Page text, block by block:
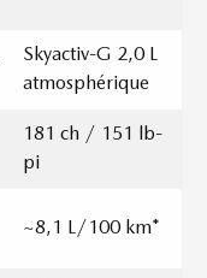
Skyactiv-G 2,0 L
atmosphérique
181 ch / 151 lb-
pi
~8,1 L/100 km*